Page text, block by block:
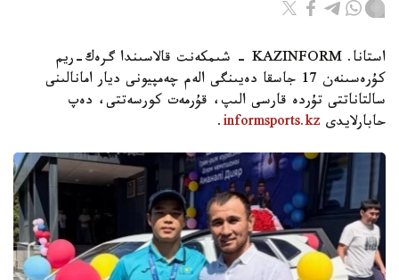
استانا. KAZINFORM - شىمكەنت قالاسىندا گرەك-ريم
كۇرەسىنەن 17 جاسقا دەيىنگى الەم چەمپيونى ديار امانالىنى
سالتاناتتى تۇردە قارسى الىپ، قۇرمەت كورسەتتى، دەپ
حابارلايدى informsports.kz
.